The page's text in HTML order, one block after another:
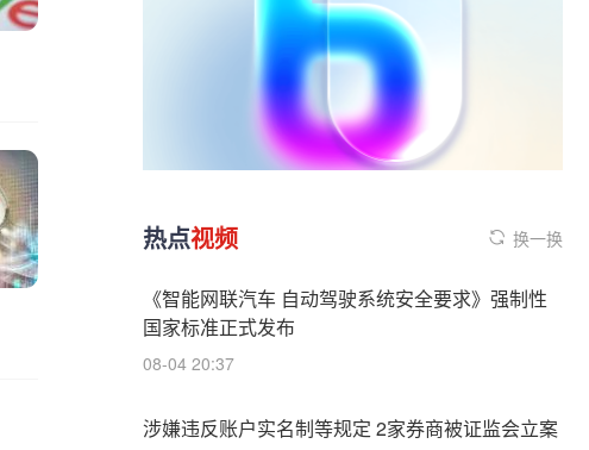
热点视频 换一换
《智能网联汽车 自动驾驶系统安全要求》强制性
国家标准正式发布
08-04 20:37
涉嫌违反账户实名制等规定 2家券商被证监会立案